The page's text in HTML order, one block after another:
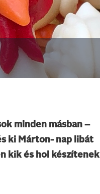
minden másban –
ki Márton- nap libát
kik és hol készítenek